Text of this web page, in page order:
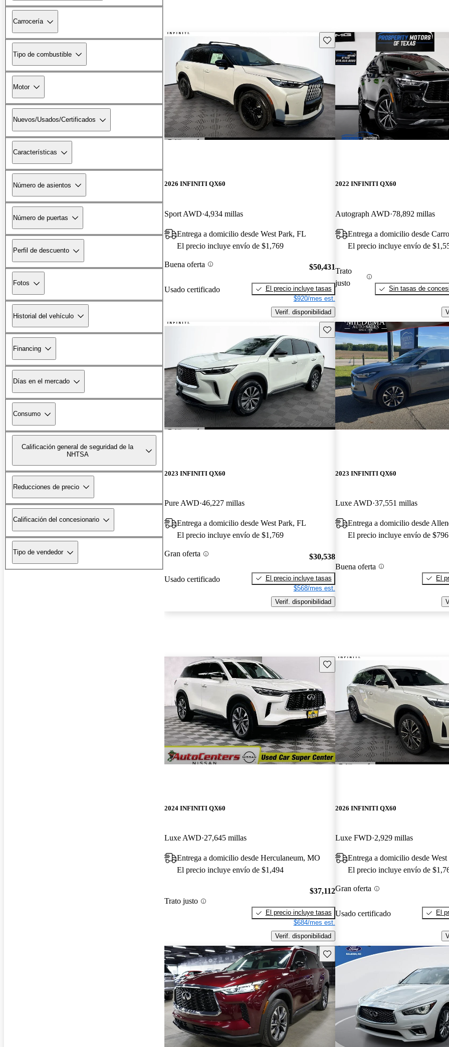
Carrocería
Tipo de combustible
Motor
Nuevos/Usados/Certificados
Características
Número de asientos
Número de puertas
Perfil de descuento
Fotos
Historial del vehículo
Financing
Días en el mercado
Consumo
Calificación general de seguridad de la
NHTSA
Reducciones de precio
Calificación del concesionario
Tipo de vendedor
Guarda este Aviso
2026 INFINITI QX60
Sport AWD 4,934 millas
Entrega a domicilio desde West Park, FL
El precio incluye envío de $1,769
Buena oferta
Usado certificado
$50,431
El precio incluye tasas
$920/mes est.
Verif. disponibilidad
2022 INFINITI QX60
Autograph AWD 78,892 millas
Entrega a domicilio desde
El precio incluye envío de
Trato
justo
Sin tasas de
Guarda este Aviso
2023 INFINITI QX60
Pure AWD 46,227 millas
Entrega a domicilio desde West Park, FL
El precio incluye envío de $1,769
Gran oferta
Usado certificado
$30,538
El precio incluye tasas
$568/mes est.
Verif. disponibilidad
2023 INFINITI QX60
Luxe AWD 37,551 millas
Entrega a domicilio desde
El precio incluye envío de $796
Buena oferta
El
Guarda este Aviso
2024 INFINITI QX60
Luxe AWD 27,645 millas
Entrega a domicilio desde Herculaneum, MO
El precio incluye envío de $1,494
Trato justo
$37,112
El precio incluye tasas
$684/mes est.
Verif. disponibilidad
2026 INFINITI QX60
Luxe FWD 2,929 millas
Entrega a domicilio desde
El precio incluye envío de
Gran oferta
Usado certificado
El
Guarda este Aviso